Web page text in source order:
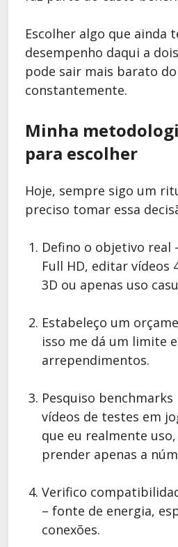
Escolher algo que ainda
desempenho daqui a
pode sair mais barato
constantemente.
Minha
para escolher
Hoje, sempre sigo um
preciso tomar essa
Defino o objetivo real
Full HD, editar vídeos
3D ou apenas uso
Estabeleço um
isso me dá um limite
arrependimentos.
Pesquiso
vídeos de testes em
que eu realmente
prender apenas a
Verifico
– fonte de energia,
conexões.